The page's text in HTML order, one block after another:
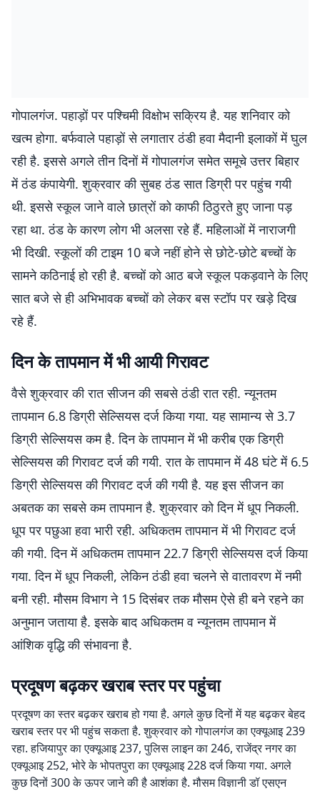
गोपालगंज. पहाड़ों पर पश्चिमी विक्षोभ सक्रिय है. यह शनिवार को
खत्म होगा. बर्फवाले पहाड़ों से लगातार ठंडी हवा मैदानी इलाकों में घुल
रही है. इससे अगले तीन दिनों में गोपालगंज समेत समूचे उत्तर बिहार
में ठंड कंपायेगी. शुक्रवार की सुबह ठंड सात डिग्री पर पहुंच गयी
थी. इससे स्कूल जाने वाले छात्रों को काफी ठिठुरते हुए जाना पड़
रहा था. ठंड के कारण लोग भी अलसा रहे हैं. महिलाओं में नाराजगी
भी दिखी. स्कूलों की टाइम 10 बजे नहीं होने से छोटे-छोटे बच्चों के
सामने कठिनाई हो रही है. बच्चों को आठ बजे स्कूल पकड़वाने के लिए
सात बजे से ही अभिभावक बच्चों को लेकर बस स्टॉप पर खड़े दिख
रहे हैं.
दिन के तापमान में भी आयी गिरावट
वैसे शुक्रवार की रात सीजन की सबसे ठंडी रात रही. न्यूनतम
तापमान 6.8 डिग्री सेल्सियस दर्ज किया गया. यह सामान्य से 3.7
डिग्री सेल्सियस कम है. दिन के तापमान में भी करीब एक डिग्री
सेल्सियस की गिरावट दर्ज की गयी. रात के तापमान में 48 घंटे में 6.5
डिग्री सेल्सियस की गिरावट दर्ज की गयी है. यह इस सीजन का
अबतक का सबसे कम तापमान है. शुक्रवार को दिन में धूप निकली.
धूप पर पछुआ हवा भारी रही. अधिकतम तापमान में भी गिरावट दर्ज
की गयी. दिन में अधिकतम तापमान 22.7 डिग्री सेल्सियस दर्ज किया
गया. दिन में धूप निकली, लेकिन ठंडी हवा चलने से वातावरण में नमी
बनी रही. मौसम विभाग ने 15 दिसंबर तक मौसम ऐसे ही बने रहने का
अनुमान जताया है. इसके बाद अधिकतम व न्यूनतम तापमान में
आंशिक वृद्धि की संभावना है.
प्रदूषण बढ़कर खराब स्तर पर पहुंचा
प्रदूषण का स्तर बढ़कर खराब हो गया है. अगले कुछ दिनों में यह बढ़कर बेहद
खराब स्तर पर भी पहुंच सकता है. शुक्रवार को गोपालगंज का एक्यूआइ 239
रहा. हजियापुर का एक्यूआइ 237, पुलिस लाइन का 246, राजेंद्र नगर का
एक्यूआइ 252, भोरे के भोपतपुरा का एक्यूआइ 228 दर्ज किया गया. अगले
कुछ दिनों 300 के ऊपर जाने की है आशंका है. मौसम विज्ञानी डॉ एसएन